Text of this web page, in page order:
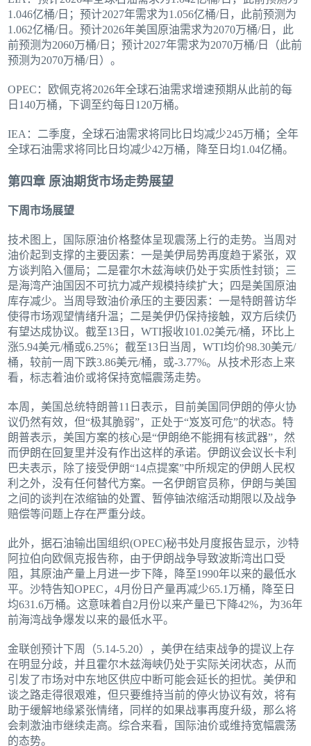
1.046亿桶/日；预计2027年需求为1.056亿桶/日，此前预测为
1.062亿桶/日。预计2026年美国原油需求为2070万桶/日，此
前预测为2060万桶/日；预计2027年需求为2070万桶/日（此前
预测为2070万桶/日）。
OPEC：欧佩克将2026年全球石油需求增速预期从此前的每
日140万桶，下调至约每日120万桶。
IEA：二季度，全球石油需求将同比日均减少245万桶；全年
全球石油需求将同比日均减少42万桶，降至日均1.04亿桶。
第四章 原油期货市场走势展望
下周市场展望
技术图上，国际原油价格整体呈现震荡上行的走势。当周对
油价起到支撑的主要因素：一是美伊局势再度趋于紧张，双
方谈判陷入僵局；二是霍尔木兹海峡仍处于实质性封锁；三
是海湾产油国因不可抗力减产规模持续扩大；四是美国原油
库存减少。当周导致油价承压的主要因素：一是特朗普访华
使得市场观望情绪升温；二是美伊仍保持接触，双方后续仍
有望达成协议。截至13日，WTI报收101.02美元/桶，环比上
涨5.94美元/桶或6.25%；截至13日当周，WTI均价98.30美元/
桶，较前一周下跌3.86美元/桶，或-3.77%。从技术形态上来
看，标志着油价或将保持宽幅震荡走势。
本周，美国总统特朗普11日表示，目前美国同伊朗的停火协
议仍然有效，但“极其脆弱”，正处于“岌岌可危”的状态。特
朗普表示，美国方案的核心是“伊朗绝不能拥有核武器”，然
而伊朗在回复里并没有作出这样的承诺。伊朗议会议长卡利
巴夫表示，除了接受伊朗“14点提案”中所规定的伊朗人民权
利之外，没有任何替代方案。一名伊朗官员称，伊朗与美国
之间的谈判在浓缩铀的处置、暂停铀浓缩活动期限以及战争
赔偿等问题上存在严重分歧。
此外，据石油输出国组织(OPEC)秘书处月度报告显示，沙特
阿拉伯向欧佩克报告称，由于伊朗战争导致波斯湾出口受
阻，其原油产量上月进一步下降，降至1990年以来的最低水
平。沙特告知OPEC，4月份日产量再减少65.1万桶，降至日
均631.6万桶。这意味着自2月份以来产量已下降42%，为36年
前海湾战争爆发以来的最低水平。
金联创预计下周（5.14-5.20），美伊在结束战争的提议上存
在明显分歧，并且霍尔木兹海峡仍处于实际关闭状态，从而
引发了市场对中东地区供应中断可能会延长的担忧。美伊和
谈之路走得很艰难，但只要维持当前的停火协议有效，将有
助于缓解地缘紧张情绪，同样的如果战事再度升级，那么将
会刺激油市继续走高。综合来看，国际油价或维持宽幅震荡
的态势。